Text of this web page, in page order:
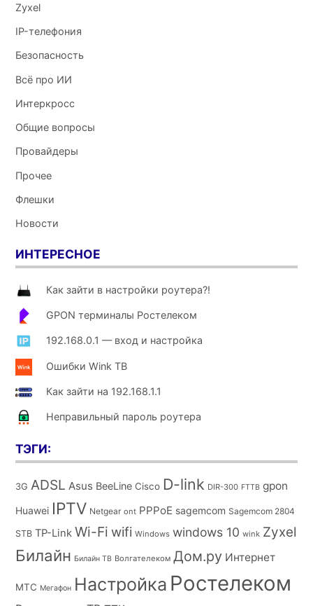
Zyxel
IP-телефония
Безопасность
Всё про ИИ
Интеркросс
Общие вопросы
Провайдеры
Прочее
Флешки
Новости
ИНТЕРЕСНОЕ
Как зайти в настройки роутера?!
GPON терминалы Ростелеком
192.168.0.1 — вход и настройка
Ошибки Wink ТВ
Как зайти на 192.168.1.1
Неправильный пароль роутера
ТЭГИ:
3G ADSL Asus BeeLine Cisco D-link DIR-300 FTTB gpon
Huawei IPTV Netgear ont PPPoE sagemcom Sagemcom 2804
STB TP-Link Wi-Fi wifi Windows windows 10 wink Zyxel
Билайн Билайн ТВ Волгателеком Дом.ру Интернет
МТС Мегафон Настройка Ростелеком